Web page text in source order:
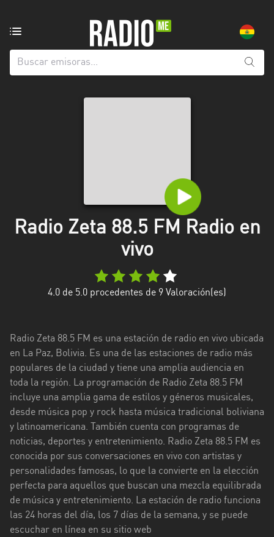
de
radio
La
Cruz
Tarija
Tokio
Radio Zeta 88.5 FM Radio en
vivo
4.0 de 5.0 procedentes de 9 Valoración(es)
Radio Zeta 88.5 FM es una estación de radio en vivo ubicada
en La Paz, Bolivia. Es una de las estaciones de radio más
populares de la ciudad y tiene una amplia audiencia en
toda la región. La programación de Radio Zeta 88.5 FM
incluye una amplia gama de estilos y géneros musicales,
desde música pop y rock hasta música tradicional boliviana
y latinoamericana. También cuenta con programas de
noticias, deportes y entretenimiento. Radio Zeta 88.5 FM es
conocida por sus conversaciones en vivo con artistas y
personalidades famosas, lo que la convierte en la elección
perfecta para aquellos que buscan una mezcla equilibrada
de música y entretenimiento. La estación de radio funciona
las 24 horas del día, los 7 días de la semana, y se puede
escuchar en línea en su sitio web